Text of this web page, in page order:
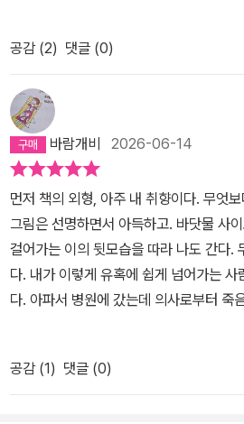
의 흐름을 알 수 있는 조금은 빛이 바랜
들을 좀 더 깊게, 더 오래 기억하기 위해
겔의 감미로운 발라드곡을 배경으로 이
다. 애틋함을 담아. 리비아가 고른 화려한
반짝이던 그 시간을 떠올려보는 동안 자유
느낄 수 있었던 레이랜드가 이제는 번잡하
점 더 많은 현재를 잃어가며 무엇을 느껴
실감했을까.자기 내면을 들여다보는 것
행위일지도 모른다. 괴롭고 나아질 방향
면, 더욱 내면으로 향하게 하는 것들을 철
게 하는 일에만 몰두하고 알맹이 없이 바
는 혼란스러운 감정에 지치고 절망도 하
각기 다른 방식으로 결국엔 방향을 틀어
간의 위대함이라고 생각한다. 일상을 살
을 느낀다. 한동안 잊고 있던 책 속의 공
는 사실에 일종의 안도감도 느낀다. 그러
장면들에 더하게 되는데, 종종 이 작업은
기가 될 때도 있고 대폭 수정되는 경우도
성'이다. 같은 책을 두 번 읽는 묘미는 바
어의 무게'를 읽었을 때도 겨울이었다. 서
주인공 의식의 흐름에 따라 전개되는 이
지가 넘는다. 정신없는 서사가 빼곡한
는 속도가 다를 수밖에 없다. 줄거리나 재
들에게는 아마도 충분히 지루하고 답답
다. 그러나 문장이 단순히 줄거리를 전달
고 있던 고민과 상념들과 공명을 이룰
도 아는 독자라면 이 책을 내가 왜 두 번
고도 남으리라 생각한다. 그렇다. 이 책
나라의 언어를 전부 배우고 싶다'는 욕망
이들은 언어라는 종교의 성자들이다.이
변인물들은 그에게 호감을 느끼고 선의
다.소설의 중심 사건이자 갈등의 주 요소
그레고리우스는 우연히 포르투갈 여성과
고 헌책방에서 우연히 구한 아마데우 드
사'를 읽고 리스본행 야간열차에 충동적
통으로 쓰러졌다가 악성 뇌종양 판정을
등 주변 정리를 하다 오진이었음이 밝혀
다.'나'라고 확신하던 것을 한순간에 무너
속에서 나를 붙잡아 둘 수 있는 것은? 그
언어였다. 얇은 삶을 문진과 같이 지그시
무게]가 [리스본행 야간열차]보다 심화
소설보다 더 차분한 분위기로 진행되고(
공감 (2) 댓글 (0)
바람개비 2026-06-14
먼저 책의 외형, 아주 내 취향이다. 무엇
그림은 선명하면서 아득하고. 바닷물 사
걸어가는 이의 뒷모습을 따라 나도 간다.
다. 내가 이렇게 유혹에 쉽게 넘어가는
다. 아파서 병원에 갔는데 의사로부터 죽
망하고 절망하고 또 절망하게 될까. 매일
았구나, 내일에도 살아날까? 밤에 잠드는
는 할까? 안 자고 못 자다가 어느 순간 지
공감 (1) 댓글 (0)